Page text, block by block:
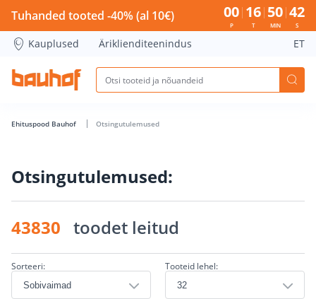
Otsingu lehekülg - Bauhof has loaded
Tuhanded tooted -40% (al 10€) 00
P
16
T
50
MIN
42
S
Kauplused Äriklienditeenindus ET
Ehituspood Bauhof Otsingutulemused
Otsingutulemused:
43830 toodet leitud
Sorteeri: Tooteid lehel: